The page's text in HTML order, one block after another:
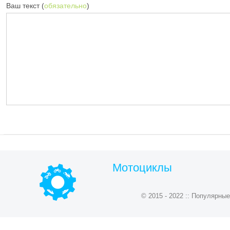
Ваш текст (обязательно)
Мотоциклы
© 2015 - 2022 ::